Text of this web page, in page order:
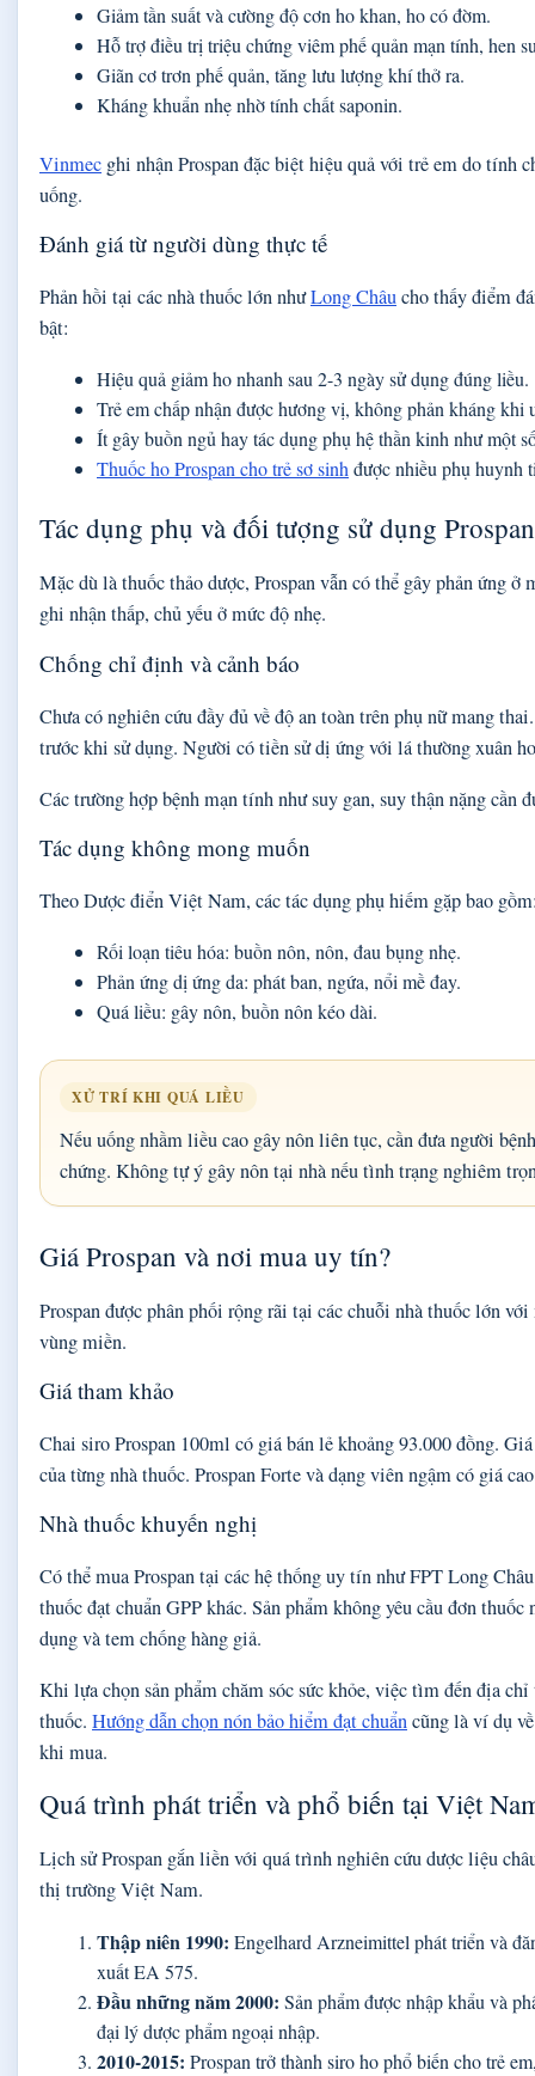
Giảm tần suất và cường độ cơn ho khan, ho có đờm.
Hỗ trợ điều trị triệu chứng viêm phế quản mạn tính, hen
Giãn cơ trơn phế quản, tăng lưu lượng khí thở ra.
Kháng khuẩn nhẹ nhờ tính chất saponin.
Vinmec ghi nhận Prospan đặc biệt hiệu quả với trẻ em do tính
uống.
Đánh giá từ người dùng thực tế
Phản hồi tại các nhà thuốc lớn nhưLong Châucho thấy điểm
bật:
Hiệu quả giảm ho nhanh sau 2-3 ngày sử dụng đúng liều.
Trẻ em chấp nhận được hương vị, không phản kháng khi
Ít gây buồn ngủ hay tác dụng phụ hệ thần kinh như một
Thuốc ho Prospan cho trẻ sơ sinhđược nhiều phụ huynh
Tác dụng phụ và đối tượng sử dụng
Mặc dù là thuốc thảo dược, Prospan vẫn có thể gây phản ứng
ghi nhận thấp, chủ yếu ở mức độ nhẹ.
Chống chỉ định và cảnh báo
Chưa có nghiên cứu đầy đủ về độ an toàn trên phụ nữ mang
trước khi sử dụng. Người có tiền sử dị ứng với lá thường xuân
Các trường hợp bệnh mạn tính như suy gan, suy thận nặng cần
Tác dụng không mong muốn
Theo Dược điển Việt Nam, các tác dụng phụ hiếm gặp bao
Rối loạn tiêu hóa: buồn nôn, nôn, đau bụng nhẹ.
Phản ứng dị ứng da: phát ban, ngứa, nổi mề đay.
Quá liều: gây nôn, buồn nôn kéo dài.
XỬ TRÍ KHI QUÁ LIỀU
Nếu uống nhầm liều cao gây nôn liên tục, cần đưa người
chứng. Không tự ý gây nôn tại nhà nếu tình trạng nghiêm
Giá Prospan và nơi mua uy tín?
Prospan được phân phối rộng rãi tại các chuỗi nhà thuốc lớn
vùng miền.
Giá tham khảo
Chai siro Prospan 100ml có giá bán lẻ khoảng 93.000 đồng.
của từng nhà thuốc. Prospan Forte và dạng viên ngậm có giá
Nhà thuốc khuyến nghị
Có thể mua Prospan tại các hệ thống uy tín như FPT Long
thuốc đạt chuẩn GPP khác. Sản phẩm không yêu cầu đơn
dụng và tem chống hàng giả.
Khi lựa chọn sản phẩm chăm sóc sức khỏe, việc tìm đến địa
thuốc. Hướng dẫn chọn nón bảo hiểm đạt chuẩncũng là ví dụ
khi mua.
Quá trình phát triển và phổ biến tại Việt
Lịch sử Prospan gắn liền với quá trình nghiên cứu dược liệu
thị trường Việt Nam.
Thập niên 1990: Engelhard Arzneimittel phát triển và
xuất EA 575.
Đầu những năm 2000: Sản phẩm được nhập khẩu và
đại lý dược phẩm ngoại nhập.
2010-2015: Prospan trở thành siro ho phổ biến cho trẻ